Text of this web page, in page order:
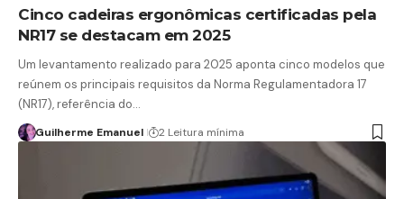
Cinco cadeiras ergonômicas certificadas pela
NR17 se destacam em 2025
Um levantamento realizado para 2025 aponta cinco modelos que
reúnem os principais requisitos da Norma Regulamentadora 17
(NR17), referência do…
Guilherme Emanuel 2 Leitura mínima